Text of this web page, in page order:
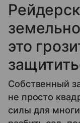
это
Собственный
не просто
силы для